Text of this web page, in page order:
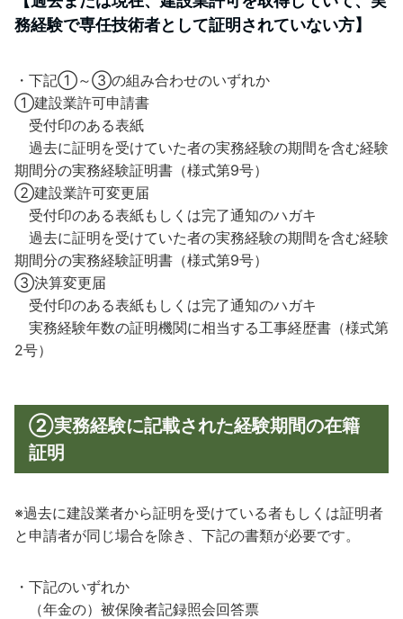
務経験で専任技術者として証明されていない方】
・下記①～➂の組み合わせのいずれか
①建設業許可申請書
受付印のある表紙
過去に証明を受けていた者の実務経験の期間を含む経験
期間分の実務経験証明書（様式第9号）
②建設業許可変更届
受付印のある表紙もしくは完了通知のハガキ
過去に証明を受けていた者の実務経験の期間を含む経験
期間分の実務経験証明書（様式第9号）
➂決算変更届
受付印のある表紙もしくは完了通知のハガキ
実務経験年数の証明機関に相当する工事経歴書（様式第
2号）
②実務経験に記載された経験期間の在籍
証明
※過去に建設業者から証明を受けている者もしくは証明者
と申請者が同じ場合を除き、下記の書類が必要です。
・下記のいずれか
（年金の）被保険者記録照会回答票